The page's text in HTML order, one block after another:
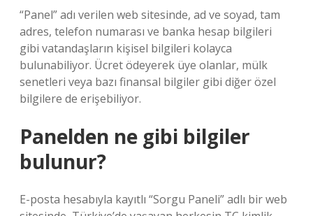
“Panel” adı verilen web sitesinde, ad ve soyad, tam
adres, telefon numarası ve banka hesap bilgileri
gibi vatandaşların kişisel bilgileri kolayca
bulunabiliyor. Ücret ödeyerek üye olanlar, mülk
senetleri veya bazı finansal bilgiler gibi diğer özel
bilgilere de erişebiliyor.
Panelden ne gibi bilgiler
bulunur?
E-posta hesabıyla kayıtlı “Sorgu Paneli” adlı bir web